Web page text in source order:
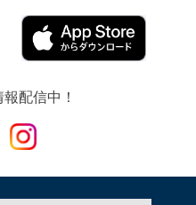
配信中！